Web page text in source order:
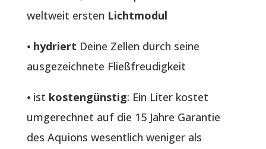
weltweit ersten Lichtmodul
⦁ hydriert Deine Zellen durch seine
ausgezeichnete Fließfreudigkeit
⦁ ist kostengünstig: Ein Liter kostet
umgerechnet auf die 15 Jahre Garantie
des Aquions wesentlich weniger als